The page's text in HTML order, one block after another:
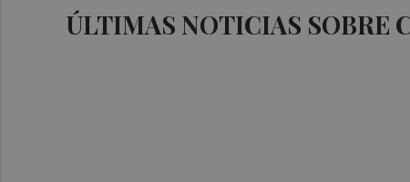
ÚLTIMAS NOTICIAS SOBRE